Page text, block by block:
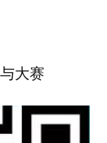
大赛